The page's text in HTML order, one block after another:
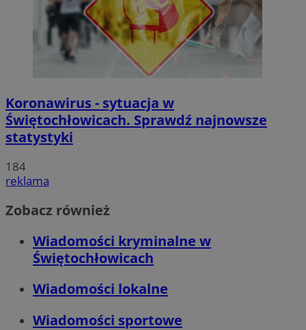
Koronawirus - sytuacja w
Świętochłowicach. Sprawdź najnowsze
statystyki
184
reklama
Zobacz również
Wiadomości kryminalne w
Świętochłowicach
Wiadomości lokalne
Wiadomości sportowe